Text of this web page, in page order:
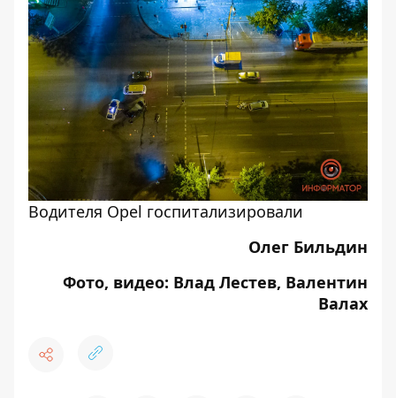
Водителя Opel госпитализировали
Олег Бильдин
Фото, видео: Влад Лестев, Валентин
Валах